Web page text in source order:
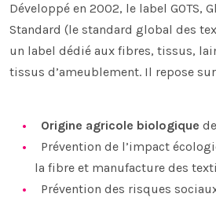
Développé en 2002, le label GOTS,
Standard (le standard global des
un label dédié aux fibres, tissus,
tissus d’ameublement. Il repose
Origine agricole biologique
Prévention de l’impact
la fibre et manufacture des
Prévention des risques